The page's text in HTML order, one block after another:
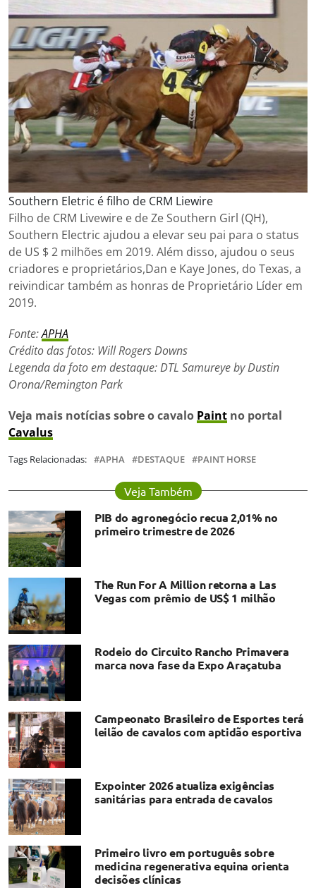
Southern Eletric é filho de CRM Liewire
Filho de CRM Livewire e de Ze Southern Girl (QH),
Southern Electric ajudou a elevar seu pai para o status
de US $ 2 milhões em 2019. Além disso, ajudou o seus
criadores e proprietários,Dan e Kaye Jones, do Texas, a
reivindicar também as honras de Proprietário Líder em
2019.
Fonte:APHA
Crédito das fotos: Will Rogers Downs
Legenda da foto em destaque: DTL Samureye by Dustin
Orona/Remington Park
Veja mais notícias sobre o cavalo Paint no portal
Cavalus
Tags Relacionadas: APHA DESTAQUE PAINT HORSE
Veja Também
PIB do agronegócio recua 2,01% no
primeiro trimestre de 2026
The Run For A Million retorna a Las
Vegas com prêmio de US$ 1 milhão
Rodeio do Circuito Rancho Primavera
marca nova fase da Expo Araçatuba
Campeonato Brasileiro de Esportes terá
leilão de cavalos com aptidão esportiva
Expointer 2026 atualiza exigências
sanitárias para entrada de cavalos
Primeiro livro em português sobre
medicina regenerativa equina orienta
decisões clínicas